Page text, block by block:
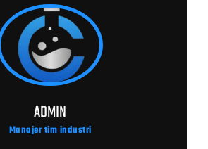
ADMIN
Manajer tim industri